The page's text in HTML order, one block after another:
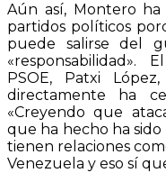
Aún así, Montero
partidos políticos
puede salirse del
«responsabilidad».
PSOE, Patxi
directamente ha
«Creyendo que
que ha hecho ha sido
tienen relaciones
Venezuela y eso sí